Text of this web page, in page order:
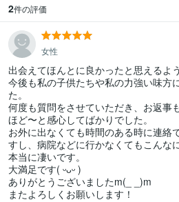
2件の評価
女性
出会えてほんとに良かったと思えるよ
今後も私の子供たちや私の力強い味方
た。
何度も質問をさせていただき、お返事
ほど〜と感心してばかりでした。
お外に出なくても時間のある時に連絡
すし、病院などに行かなくてもこんな
本当に凄いです。
大満足です( ᵕᴗᵕ )
ありがとうございましたm(_ _)m
またよろしくお願いします！